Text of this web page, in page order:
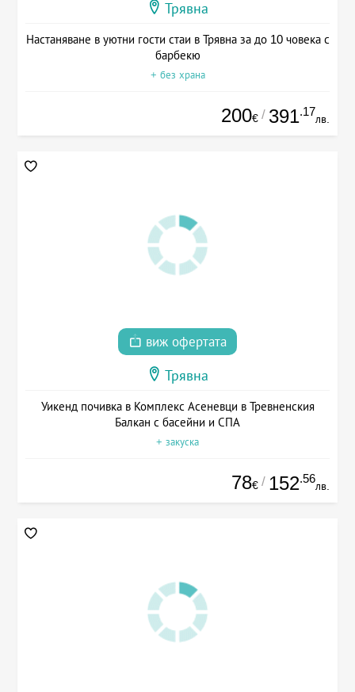
Трявна
Настаняване в уютни гости стаи в Трявна за до 10 човека с
барбекю
+ без храна
200€ / 391.17
лв.
виж офертата
Трявна
Уикенд почивка в Комплекс Асеневци в Тревненския
Балкан с басейни и СПА
+ закуска
78€ / 152.56
лв.